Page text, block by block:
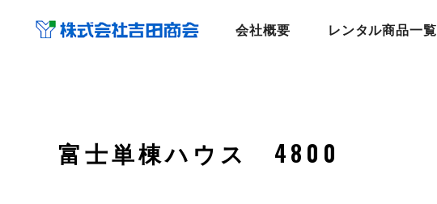
会社概要 レンタル商品一覧
富士単棟ハウス 4800